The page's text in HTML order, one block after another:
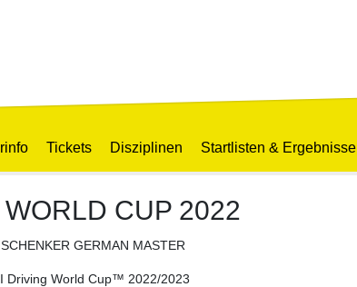
Tickets Disziplinen Startlisten & Ergebnisse
CUP 2022
GERMAN MASTER
Driving World Cup™ 2022/2023